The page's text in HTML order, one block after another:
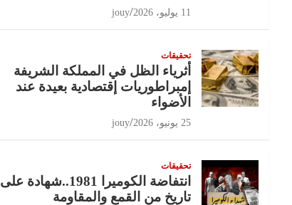
11 يوليو، 2026 jouy
تحقيقات
أثرياء الظل في المملكة الشريفة
إمبراطوريات إقتصادية بعيدة عند
الأضواء
25 يونيو، 2026 jouy
تحقيقات
انتفاضة الكوميرا 1981..شهادة على
تاريخ من القمع والمقاومة